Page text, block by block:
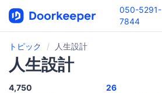
050-5291-
7844
トピック 人生設計
人生設計
4,750
26